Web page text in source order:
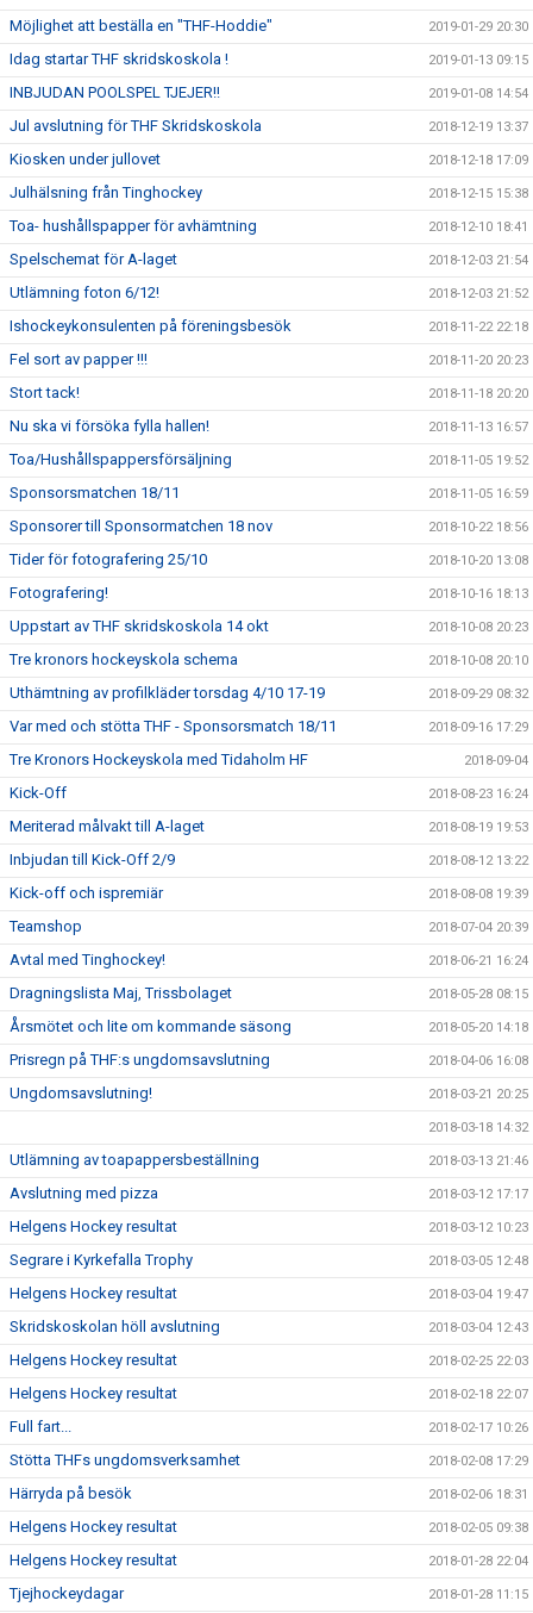
Möjlighet att beställa en "THF-Hoddie" 2019-01-29 20:30
Idag startar THF skridskoskola ! 2019-01-13 09:15
INBJUDAN POOLSPEL TJEJER!! 2019-01-08 14:54
Jul avslutning för THF Skridskoskola 2018-12-19 13:37
Kiosken under jullovet 2018-12-18 17:09
Julhälsning från Tinghockey 2018-12-15 15:38
Toa- hushållspapper för avhämtning 2018-12-10 18:41
Spelschemat för A-laget 2018-12-03 21:54
Utlämning foton 6/12! 2018-12-03 21:52
Ishockeykonsulenten på föreningsbesök 2018-11-22 22:18
Fel sort av papper !!! 2018-11-20 20:23
Stort tack! 2018-11-18 20:20
Nu ska vi försöka fylla hallen! 2018-11-13 16:57
Toa/Hushållspappersförsäljning 2018-11-05 19:52
Sponsorsmatchen 18/11 2018-11-05 16:59
Sponsorer till Sponsormatchen 18 nov 2018-10-22 18:56
Tider för fotografering 25/10 2018-10-20 13:08
Fotografering! 2018-10-16 18:13
Uppstart av THF skridskoskola 14 okt 2018-10-08 20:23
Tre kronors hockeyskola schema 2018-10-08 20:10
Uthämtning av profilkläder torsdag 4/10 17-19 2018-09-29 08:32
Var med och stötta THF - Sponsorsmatch 18/11 2018-09-16 17:29
Tre Kronors Hockeyskola med Tidaholm HF 2018-09-04
Kick-Off 2018-08-23 16:24
Meriterad målvakt till A-laget 2018-08-19 19:53
Inbjudan till Kick-Off 2/9 2018-08-12 13:22
Kick-off och ispremiär 2018-08-08 19:39
Teamshop 2018-07-04 20:39
Avtal med Tinghockey! 2018-06-21 16:24
Dragningslista Maj, Trissbolaget 2018-05-28 08:15
Årsmötet och lite om kommande säsong 2018-05-20 14:18
Prisregn på THF:s ungdomsavslutning 2018-04-06 16:08
Ungdomsavslutning! 2018-03-21 20:25
2018-03-18 14:32
Utlämning av toapappersbeställning 2018-03-13 21:46
Avslutning med pizza 2018-03-12 17:17
Helgens Hockey resultat 2018-03-12 10:23
Segrare i Kyrkefalla Trophy 2018-03-05 12:48
Helgens Hockey resultat 2018-03-04 19:47
Skridskoskolan höll avslutning 2018-03-04 12:43
Helgens Hockey resultat 2018-02-25 22:03
Helgens Hockey resultat 2018-02-18 22:07
Full fart... 2018-02-17 10:26
Stötta THFs ungdomsverksamhet 2018-02-08 17:29
Härryda på besök 2018-02-06 18:31
Helgens Hockey resultat 2018-02-05 09:38
Helgens Hockey resultat 2018-01-28 22:04
Tjejhockeydagar 2018-01-28 11:15